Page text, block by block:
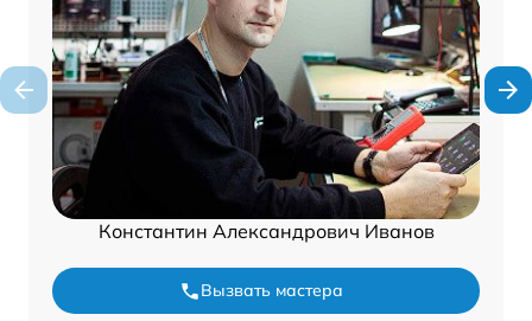
Константин Александрович Иванов
Вызвать мастера